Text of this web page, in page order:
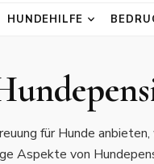
HUNDEHILFE
für Hunde
Aspekte von